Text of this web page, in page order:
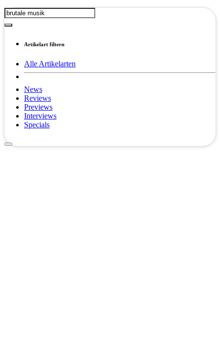
Artikelart filtern
Alle Artikelarten
News
Reviews
Previews
Interviews
Specials